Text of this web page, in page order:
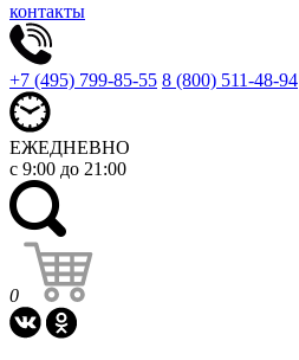
контакты
+7 (495) 799-85-55 8 (800) 511-48-94
ЕЖЕДНЕВНО
с 9:00 до 21:00
0